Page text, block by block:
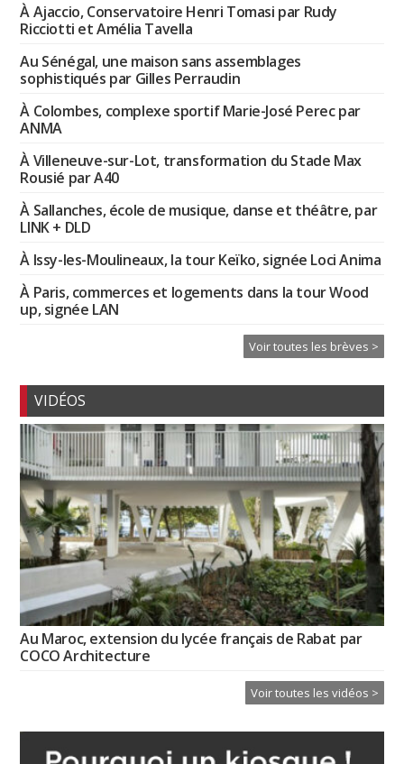
À Ajaccio, Conservatoire Henri Tomasi par Rudy
Ricciotti et Amélia Tavella
Au Sénégal, une maison sans assemblages
sophistiqués par Gilles Perraudin
À Colombes, complexe sportif Marie-José Perec par
ANMA
À Villeneuve-sur-Lot, transformation du Stade Max
Rousié par A40
À Sallanches, école de musique, danse et théâtre, par
LINK + DLD
À Issy-les-Moulineaux, la tour Keïko, signée Loci Anima
À Paris, commerces et logements dans la tour Wood
up, signée LAN
Voir toutes les brèves >
VIDÉOS
Au Maroc, extension du lycée français de Rabat par
COCO Architecture
Voir toutes les vidéos >